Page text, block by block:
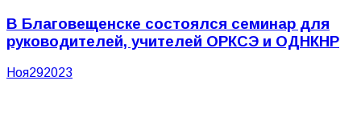
В Благовещенске состоялся семинар для
руководителей, учителей ОРКСЭ и ОДНКНР
Ноя292023